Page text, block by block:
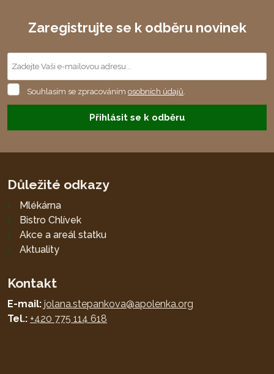
Zaregistrujte se k odběru novinek
Souhlasím
údajů.
Souhlasím se zpracováním osobních údajů.
Přihlásit se k odběru
nepodařilo
Důležité odkazy
Mlékárna
Bistro Chlívek
Akce a areál statku
Aktuality
Kontakt
E-mail: jolana.stepankova@apolenka.org
Tel.: +420 775 114 618